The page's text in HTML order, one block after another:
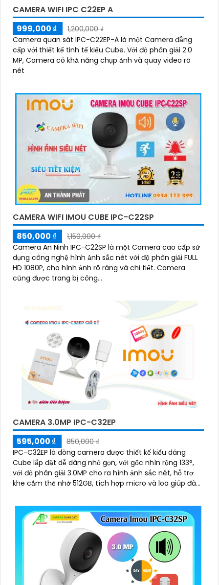
CAMERA WIFI IPC C22EP A
999,000 ₫
1,200,000 ₫
Camera quan sát IPC-C22EP-A là một Camera đẳng
cấp với thiết kế tinh tế kiểu Cube. Với độ phân giải 2.0
MP, Camera có khả năng chụp ảnh và quay video rõ
nét
CAMERA WIFI IMOU CUBE IPC-C22SP
850,000 ₫
1,150,000 ₫
Camera An Ninh IPC-C22SP là một Camera cao cấp sử
dụng công nghệ hình ảnh sắc nét với độ phân giải FULL
HD 1080P, cho hình ảnh rõ ràng và chi tiết. Camera
cũng được trang bị công...
CAMERA 3.0MP IPC-C32EP
595,000 ₫
850,000 ₫
IPC-C32EP là dòng camera được thiết kế kiểu dáng
Cube lắp đặt dễ dàng nhỏ gọn, với gốc nhìn rộng 133°,
với độ phân giải 3.0MP cho ra hình ảnh sắc nét, hỗ trợ
khe cắm thẻ nhớ 512GB, tích hợp micro và loa giúp đàm
Onvif